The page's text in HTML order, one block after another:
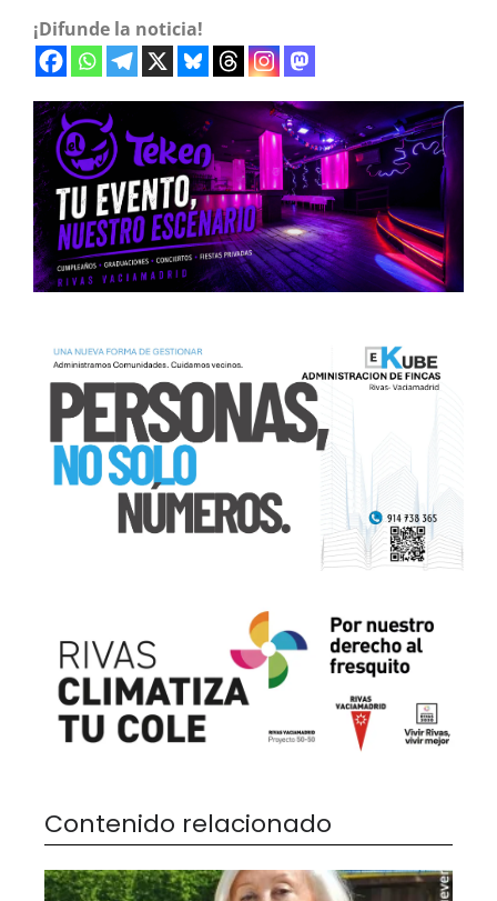
¡Difunde la noticia!
Contenido relacionado